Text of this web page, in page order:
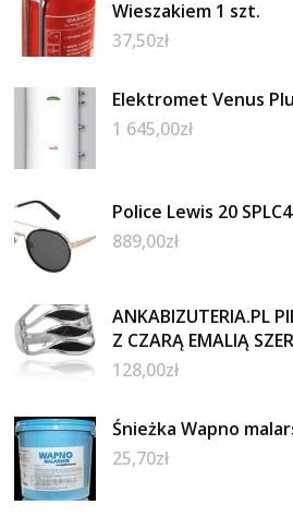
Wieszakiem 1 szt.
37,50zł
Elektromet Venus
1 645,00zł
Police Lewis 20
889,00zł
ANKABIZUTERIA.PL
Z CZARĄ EMALIĄ
128,00zł
Śnieżka Wapno
25,70zł